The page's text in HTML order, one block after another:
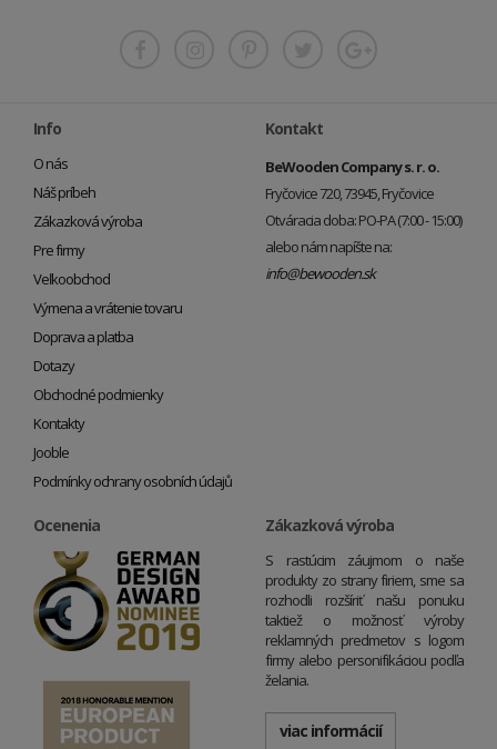
Info
O nás
Náš príbeh
Zákazková výroba
Pre firmy
Veľkoobchod
Výmena a vrátenie tovaru
Doprava a platba
Dotazy
Obchodné podmienky
Kontakty
Jooble
Podmínky ochrany osobních údajů
Kontakt
BeWooden Company s. r. o.
Fryčovice 720, 73945, Fryčovice
Otváracia doba: PO-PA (7:00 - 15:00)
alebo nám napíšte na:
info@bewooden.sk
Ocenenia Zákazková výroba
S rastúcim záujmom o naše
produkty zo strany firiem, sme sa
rozhodli rozšíriť našu ponuku
taktiež o možnosť výroby
reklamných predmetov s logom
firmy alebo personifikáciou podľa
želania.
viac informácií